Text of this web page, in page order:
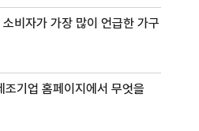
비자가 가장 많이 언급한 가구
조기업 홈페이지에서 무엇을